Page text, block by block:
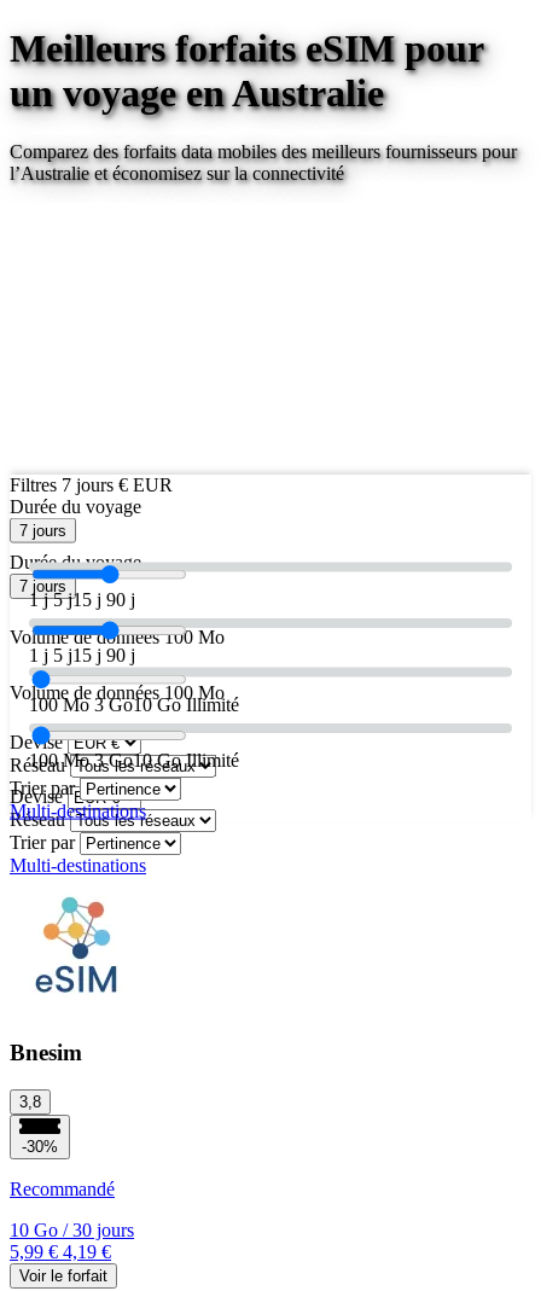
Meilleurs forfaits eSIM pour
un voyageen Australie
Comparez des forfaits data mobiles des meilleurs fournisseurs pour
l’Australieet économisez sur la connectivité
Filtres 7 jours € EUR
Durée du voyage
7 jours
1 j 5 j15 j 90 j
Volume de données 100 Mo
100 Mo 3 Go10 Go Illimité
Devise
Réseau
Trier par
Multi-destinations
Durée du voyage
7 jours
1 j 5 j15 j 90 j
Volume de données 100 Mo
100 Mo 3 Go10 Go Illimité
Devise
Réseau
Trier par
Multi-destinations
Bnesim
3,8
-30%
Recommandé
10 Go /30 jours
5,99 € 4,19 €
Voir le forfait